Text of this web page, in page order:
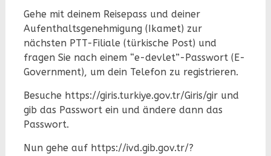
Gehe mit deinem Reisepass und deiner
Aufenthaltsgenehmigung (Ikamet) zur
nächsten PTT-Filiale (türkische Post) und
fragen Sie nach einem “e-devlet”-Passwort (E-
Government), um dein Telefon zu registrieren.
Besuche https://giris.turkiye.gov.tr/Giris/gir und
gib das Passwort ein und ändere dann das
Passwort.
Nun gehe auf https://ivd.gib.gov.tr/?